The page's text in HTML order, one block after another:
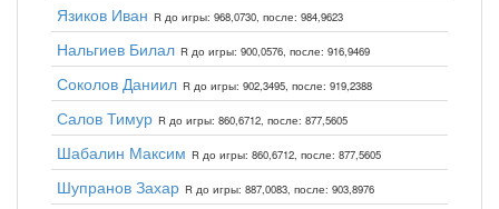
Язиков Иван R до игры: 968,0730, после: 984,9623
Нальгиев Билал R до игры: 900,0576, после: 916,9469
Соколов Даниил R до игры: 902,3495, после: 919,2388
Салов Тимур R до игры: 860,6712, после: 877,5605
Шабалин Максим R до игры: 860,6712, после: 877,5605
Шупранов Захар R до игры: 887,0083, после: 903,8976